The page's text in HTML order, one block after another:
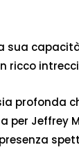
sua
ricco
profonda
per Jeffrey